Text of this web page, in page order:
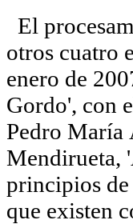
El
otros cuatro
enero de
Gordo', con
Pedro María
Mendirueta,
principios de
que existen